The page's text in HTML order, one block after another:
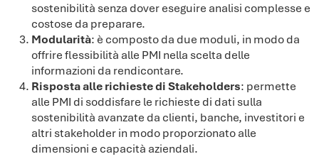
sostenibilità senza dover eseguire analisi complesse e
costose da preparare.
Modularità: è composto da due moduli, in modo da
offrire flessibilità alle PMI nella scelta delle
informazioni da rendicontare.
Risposta alle richieste di Stakeholders: permette
alle PMI di soddisfare le richieste di dati sulla
sostenibilità avanzate da clienti, banche, investitori e
altri stakeholder in modo proporzionato alle
dimensioni e capacità aziendali.